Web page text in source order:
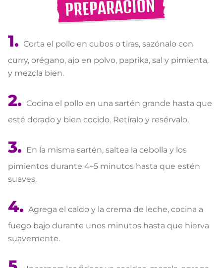
Corta el pollo en cubos o tiras, sazónalo con
curry, orégano, ajo en polvo, paprika, sal y pimienta,
y mezcla bien.
Cocina el pollo en una sartén grande hasta que
esté dorado y bien cocido. Retíralo y resérvalo.
En la misma sartén, saltea la cebolla y los
pimientos durante 4–5 minutos hasta que estén
suaves.
Agrega el caldo y la crema de leche, cocina a
fuego bajo durante unos minutos hasta que hierva
suavemente.